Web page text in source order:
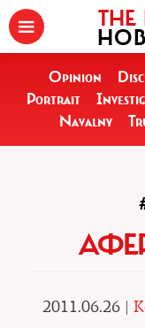
THE
Opinion
Portrait
Navalny
2011.06.26 |